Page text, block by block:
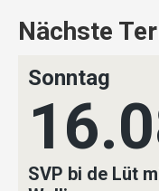
Nächste
Sonntag
SVP bi de Lüt